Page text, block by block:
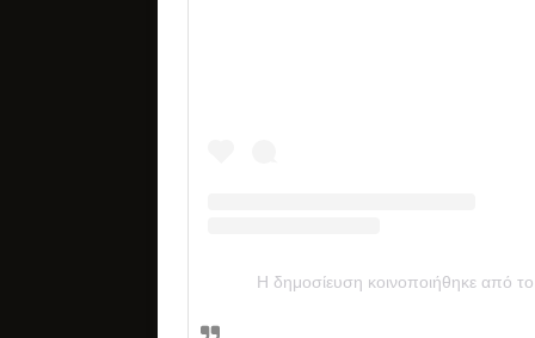
Η δημοσίευση κοινοποιήθηκε από